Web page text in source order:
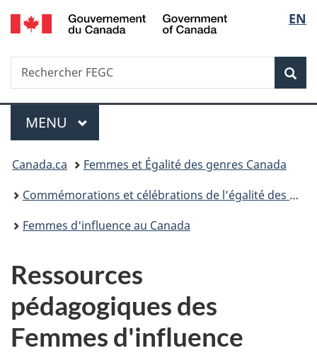
Passer
au
Passer
à
du
Passer
à
simplifiée
de
la
EN
Recherche
Rechercher
FEGC
Menu
MENU PRINCIPAL
Vous
êtes
ici :
Canada.ca
Femmes et Égalité des genres Canada
Commémorations et célébrations de l’égalité des genres
Femmes d'influence au Canada
Ressources
pédagogiques des
Femmes d'influence